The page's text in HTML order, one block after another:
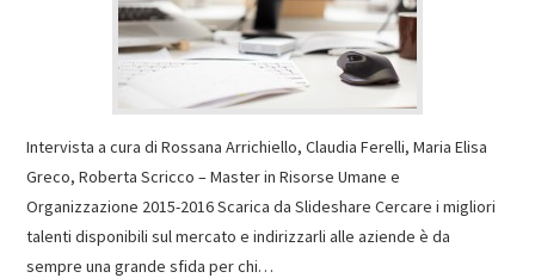
Intervista a cura di Rossana Arrichiello, Claudia Ferelli, Maria Elisa
Greco, Roberta Scricco – Master in Risorse Umane e
Organizzazione 2015-2016 Scarica da Slideshare Cercare i migliori
talenti disponibili sul mercato e indirizzarli alle aziende è da
sempre una grande sfida per chi…